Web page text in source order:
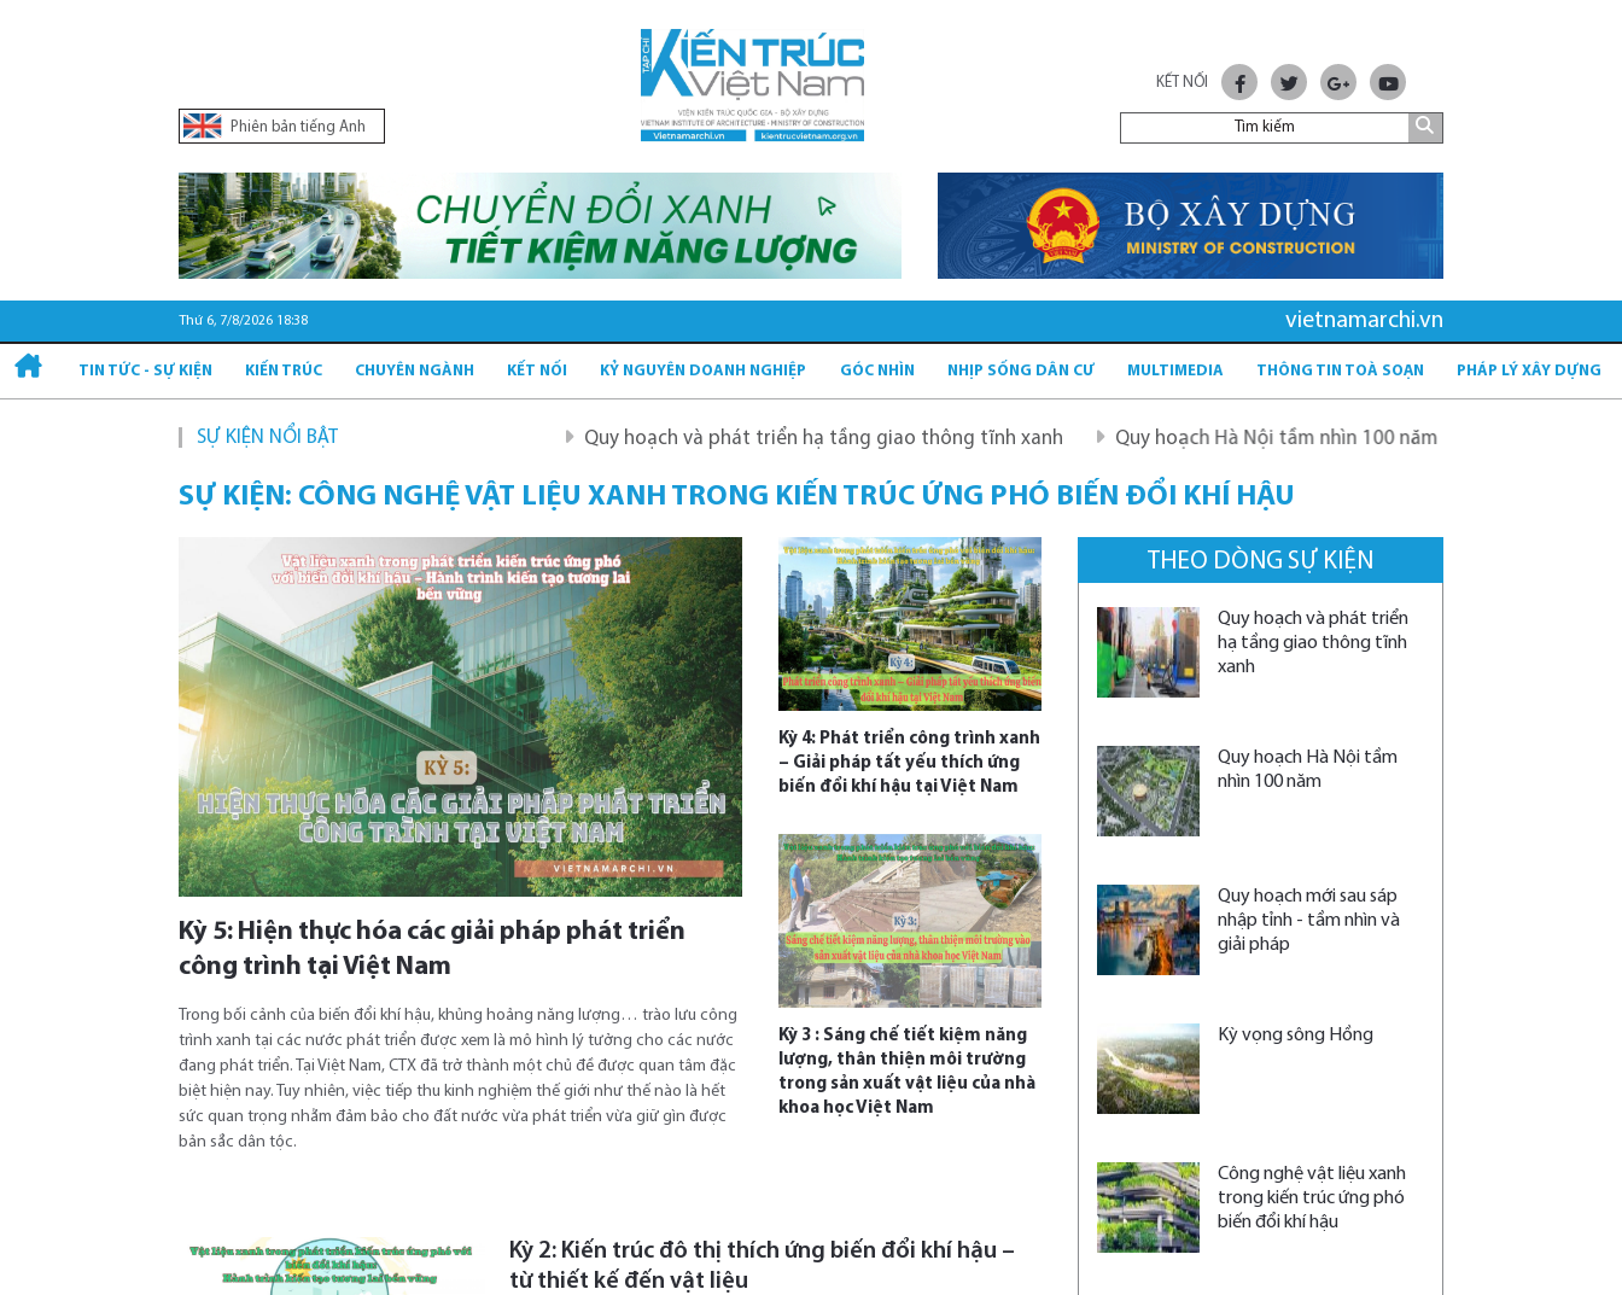
Phiên bản tiếng Anh
KẾT NỐI
Thứ 6, 7/8/2026 18:38 vietnamarchi.vn
TIN TỨC - SỰ KIỆN KIẾN TRÚC CHUYÊN NGÀNH KẾT NỐI KỶ NGUYÊN DOANH NGHIỆP GÓC NHÌN NHỊP SỐNG DÂN CƯ MULTIMEDIA THÔNG TIN TOÀ SOẠN PHÁP LÝ XÂY DỰNG
SỰ KIỆN NỔI BẬT Quy hoạch và phát triển hạ tầng giao thông tĩnh xanh Quy hoạch Hà Nội tầm nhìn 100 năm Quy hoạch mới sau sáp
SỰ KIỆN: CÔNG NGHỆ VẬT LIỆU XANH TRONG KIẾN TRÚC ỨNG PHÓ BIẾN ĐỔI KHÍ HẬU
Kỳ 5: Hiện thực hóa các giải pháp phát triển
công trình tại Việt Nam
Trong bối cảnh của biến đổi khí hậu, khủng hoảng năng lượng… trào lưu công
trình xanh tại các nước phát triển được xem là mô hình lý tưởng cho các nước
đang phát triển. Tại Việt Nam, CTX đã trở thành một chủ đề được quan tâm đặc
biệt hiện nay. Tuy nhiên, việc tiếp thu kinh nghiệm thế giới như thế nào là hết
sức quan trọng nhằm đảm bảo cho đất nước vừa phát triển vừa giữ gìn được
bản sắc dân tộc.
Kỳ 4: Phát triển công trình xanh
– Giải pháp tất yếu thích ứng
biến đổi khí hậu tại Việt Nam
Kỳ 3 : Sáng chế tiết kiệm năng
lượng, thân thiện môi trường
trong sản xuất vật liệu của nhà
khoa học Việt Nam
Kỳ 2: Kiến trúc đô thị thích ứng biến đổi khí hậu –
từ thiết kế đến vật liệu
THEO DÒNG SỰ KIỆN
Quy hoạch và phát triển
hạ tầng giao thông tĩnh
xanh
Quy hoạch Hà Nội tầm
nhìn 100 năm
Quy hoạch mới sau sáp
nhập tỉnh - tầm nhìn và
giải pháp
Kỳ vọng sông Hồng
Công nghệ vật liệu xanh
trong kiến trúc ứng phó
biến đổi khí hậu